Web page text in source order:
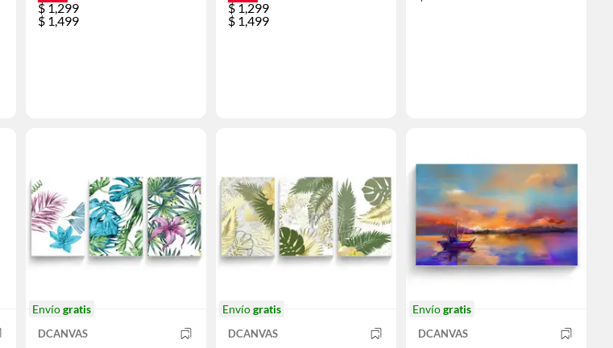
$ 1,299
$ 1,499
$ 1,299
$ 1,499
Envíogratis
DCANVAS
Envíogratis
DCANVAS
Envíogratis
DCANVAS